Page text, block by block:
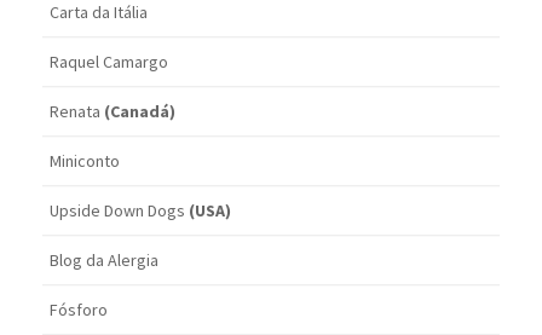
Carta da Itália
Raquel Camargo
Renata (Canadá)
Miniconto
Upside Down Dogs (USA)
Blog da Alergia
Fósforo